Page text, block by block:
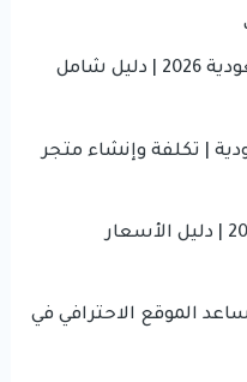
أسعار تصميم المواقع في السعودية 2026 | دليل شامل
| تكلفة وإنشاء متجر
تكلفة تصميم موقع إلكتروني 2026 | دليل الأسعار
الموقع الاحترافي في